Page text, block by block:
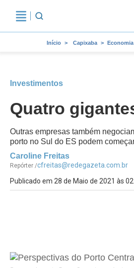
Início Capixaba Economia
Investimentos
Quatro
Outras empresas também
porto no Sul do ES podem
Caroline Freitas
Repórter /cfreitas@redegazeta.com.br
Publicado em 28 de Maio de 2021 às